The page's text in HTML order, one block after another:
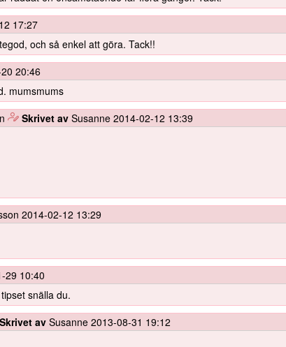
17:27
och så enkel att göra. Tack!!
20:46
mumsmums
Skrivet av Susanne 2014-02-12 13:39
2014-02-12 13:29
29 10:40
snälla du.
Skrivet av Susanne 2013-08-31 19:12